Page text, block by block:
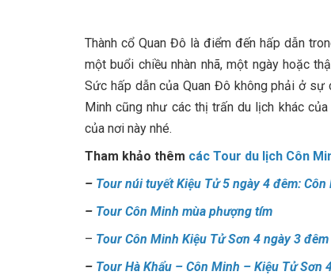
Thành cổ Quan Đô là điểm đến hấp dẫn
một buổi chiều nhàn nhã, một ngày hoặc
Sức hấp dẫn của Quan Đô không phải ở
Minh cũng như các thị trấn du lịch khác
của nơi này nhé.
Tham khảo thêm các Tour du lịch Côn
– Tour núi tuyết Kiệu Tử 5 ngày 4 đêm:
– Tour Côn Minh mùa phượng tím
– Tour Côn Minh Kiệu Tử Sơn 4 ngày 3 đêm
– Tour Hà Khẩu – Côn Minh – Kiệu Tử Sơn